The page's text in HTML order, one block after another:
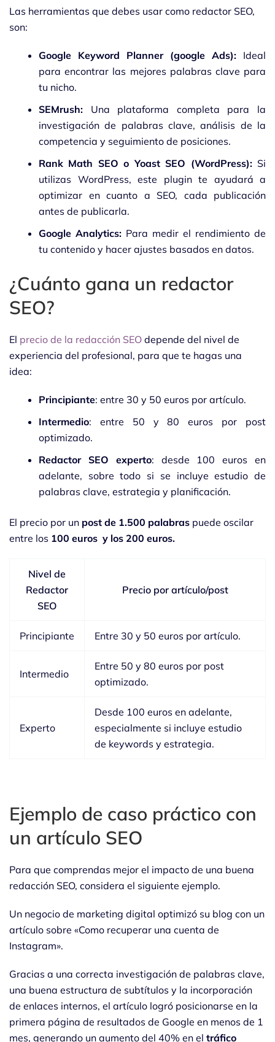
Las herramientas que debes usar como redactor SEO,
son:
Google Keyword Planner (google Ads): Ideal
para encontrar las mejores palabras clave para
tu nicho.
SEMrush: Una plataforma completa para la
investigación de palabras clave, análisis de la
competencia y seguimiento de posiciones.
Rank Math SEO o Yoast SEO (WordPress):Si
utilizas WordPress, este plugin te ayudará a
optimizar en cuanto a SEO, cada publicación
antes de publicarla.
Google Analytics: Para medir el rendimiento de
tu contenido y hacer ajustes basados en datos.
¿Cuánto gana un redactor
SEO?
El precio de la redacción SEO depende del nivel de
experiencia del profesional, para que te hagas una
idea:
Principiante: entre 30 y 50 euros por artículo.
Intermedio: entre 50 y 80 euros por post
optimizado.
Redactor SEO experto: desde 100 euros en
adelante, sobre todo si se incluye estudio de
palabras clave, estrategia y planificación.
El precio por un post de 1.500 palabras puede oscilar
entre los 100 euros y los 200 euros.
Nivel de
Redactor
SEO
Precio por artículo/post
Principiante Entre 30 y 50 euros por artículo.
Intermedio
Entre 50 y 80 euros por post
optimizado.
Experto
Desde 100 euros en adelante,
especialmente si incluye estudio
de keywords y estrategia.
Ejemplo de caso práctico con
un artículo SEO
Para que comprendas mejor el impacto de una buena
redacción SEO, considera el siguiente ejemplo.
Un negocio de marketing digital optimizó su blog con un
artículo sobre «Como recuperar una cuenta de
Instagram».
Gracias a una correcta investigación de palabras clave,
una buena estructura de subtítulos y la incorporación
de enlaces internos, el artículo logró posicionarse en la
primera página de resultados de Google en menos de 1
mes, generando un aumento del 40% en el tráfico